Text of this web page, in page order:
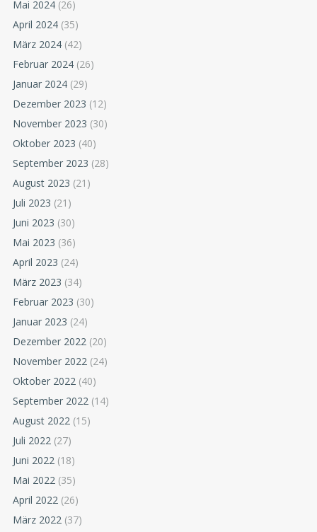
Mai 2024 (26)
April 2024 (35)
März 2024 (42)
Februar 2024 (26)
Januar 2024 (29)
Dezember 2023 (12)
November 2023 (30)
Oktober 2023 (40)
September 2023 (28)
August 2023 (21)
Juli 2023 (21)
Juni 2023 (30)
Mai 2023 (36)
April 2023 (24)
März 2023 (34)
Februar 2023 (30)
Januar 2023 (24)
Dezember 2022 (20)
November 2022 (24)
Oktober 2022 (40)
September 2022 (14)
August 2022 (15)
Juli 2022 (27)
Juni 2022 (18)
Mai 2022 (35)
April 2022 (26)
März 2022 (37)